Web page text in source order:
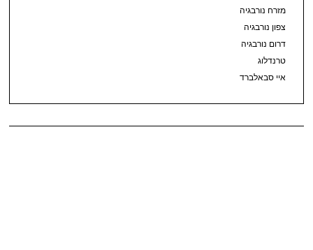
מזרח נורבגיה
צפון נורבגיה
דרום נורבגיה
טרנדלוג
איי סבאלברד